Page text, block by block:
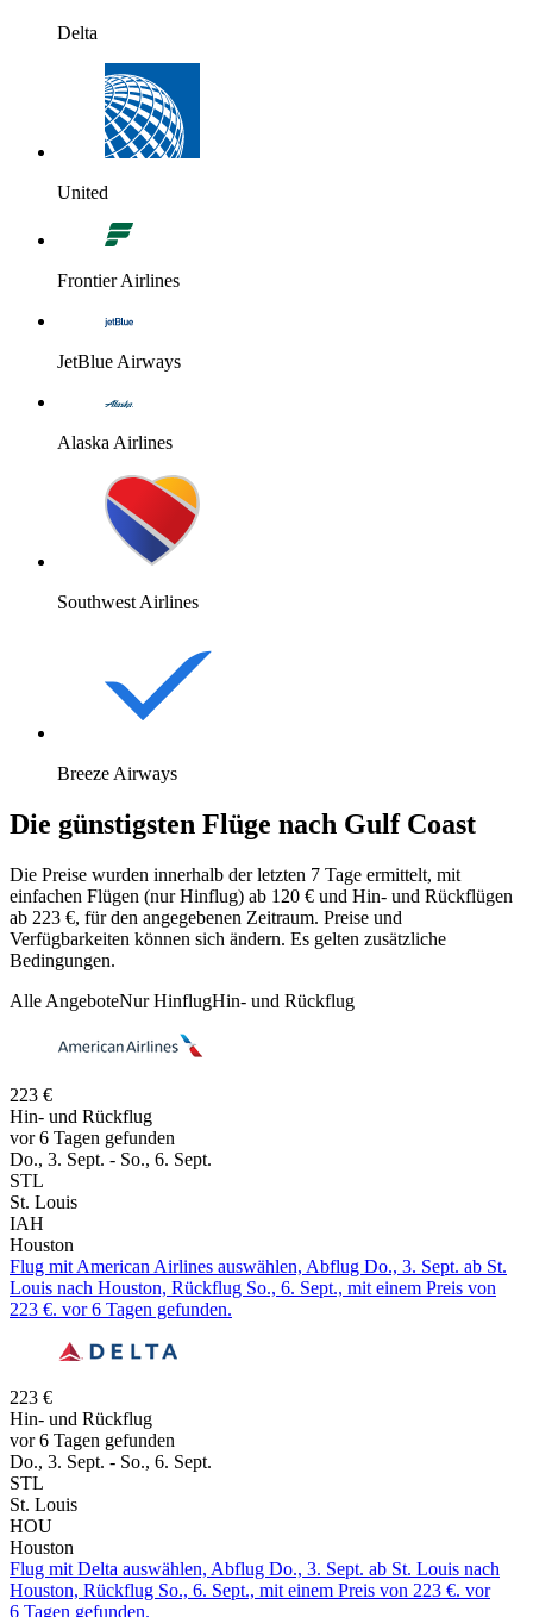
Delta
United
Frontier Airlines
JetBlue Airways
Alaska Airlines
Southwest Airlines
Breeze Airways
Die günstigsten Flüge nach Gulf Coast
Die Preise wurden innerhalb der letzten 7 Tage ermittelt, mit
einfachen Flügen (nur Hinflug) ab 120 € und Hin- und Rückflügen
ab 223 €, für den angegebenen Zeitraum. Preise und
Verfügbarkeiten können sich ändern. Es gelten zusätzliche
Bedingungen.
Alle AngeboteNur HinflugHin- und Rückflug
223 €
Hin- und Rückflug
vor 6 Tagen gefunden
Do., 3. Sept. - So., 6. Sept.
STL
St. Louis
IAH
Houston
Flug mit American Airlines auswählen, Abflug Do., 3. Sept. ab St.
Louis nach Houston, Rückflug So., 6. Sept., mit einem Preis von
223 €. vor 6 Tagen gefunden.
223 €
Hin- und Rückflug
vor 6 Tagen gefunden
Do., 3. Sept. - So., 6. Sept.
STL
St. Louis
HOU
Houston
Flug mit Delta auswählen, Abflug Do., 3. Sept. ab St. Louis nach
Houston, Rückflug So., 6. Sept., mit einem Preis von 223 €. vor
6 Tagen gefunden.